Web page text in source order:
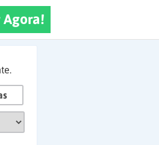
Agora!